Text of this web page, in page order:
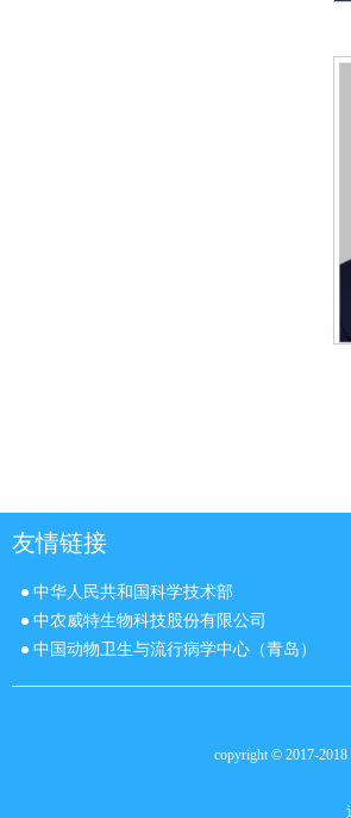
友情链接
中华人民共和国科学技术部
中农威特生物科技股份有限公司
中国动物卫生与流行病学中心（青岛）
copyright © 2017-